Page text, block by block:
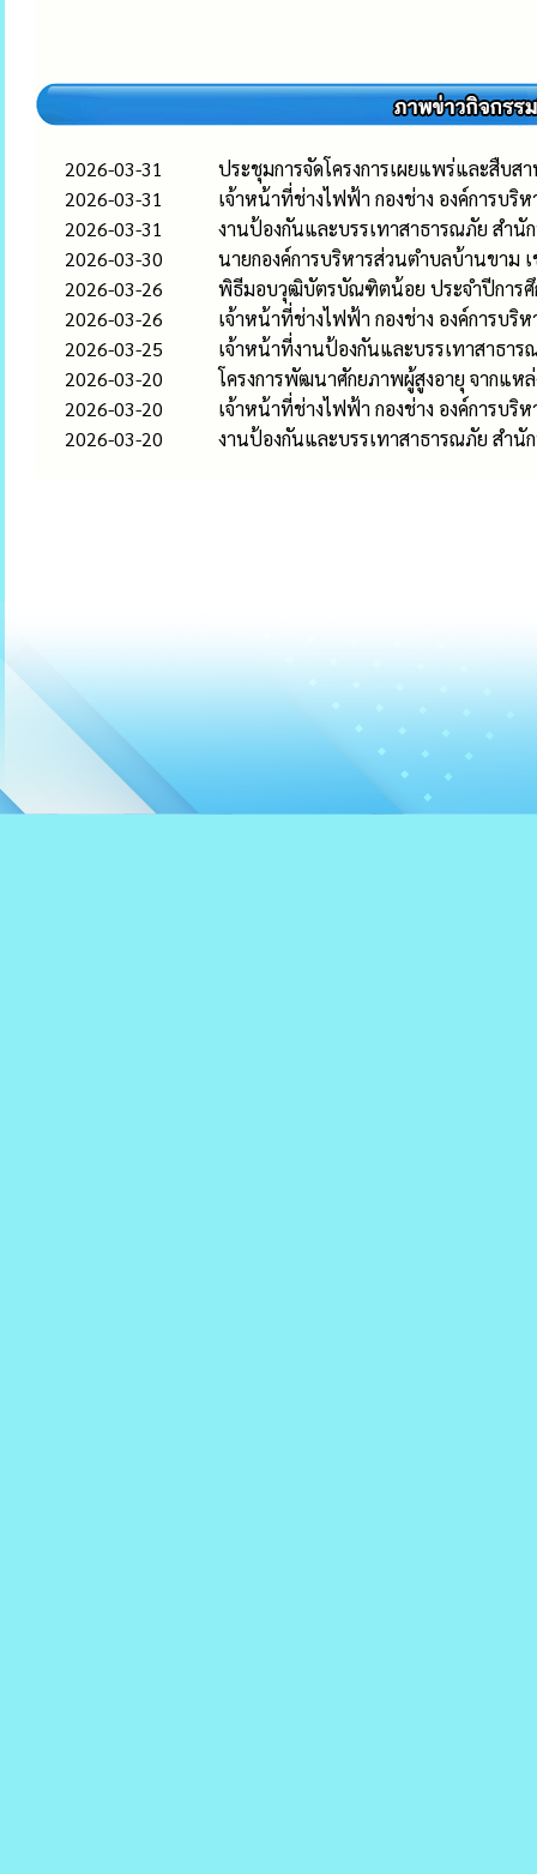
2026-03-31
ประชุมการจัดโครงการเผยแพร่และสื
2026-03-31
เจ้าหน้าที่ช่างไฟฟ้า กองช่าง องค์การบ
2026-03-31
งานป้องกันและบรรเทาสาธารณภัย สำ
2026-03-30
นายกองค์การบริหารส่วนตำบลบ้านขาม
2026-03-26
พิธีมอบวุฒิบัตรบัณฑิตน้อย ประจำปีการ
2026-03-26
เจ้าหน้าที่ช่างไฟฟ้า กองช่าง องค์การบ
2026-03-25
เจ้าหน้าที่งานป้องกันและบรรเทาสาธา
2026-03-20
โครงการพัฒนาศักยภาพผู้สูงอายุ จากแ
2026-03-20
เจ้าหน้าที่ช่างไฟฟ้า กองช่าง องค์การบ
2026-03-20
งานป้องกันและบรรเทาสาธารณภัย สำ